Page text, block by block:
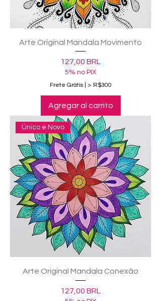
Arte Original Mandala Movimento
Precio
127,00 BRL
5% no PIX
Frete Grátis | > R$300
Agregar al carrito
Único e Novo
Arte Original Mandala Conexão
Precio
127,00 BRL